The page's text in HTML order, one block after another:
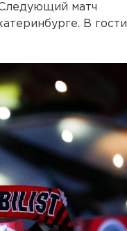
матч
В гости